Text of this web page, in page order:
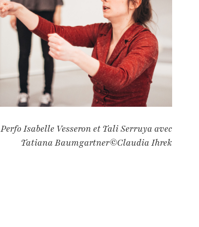
Perfo Isabelle Vesseron et Tali Serruya avec
Tatiana Baumgartner©Claudia Ihrek